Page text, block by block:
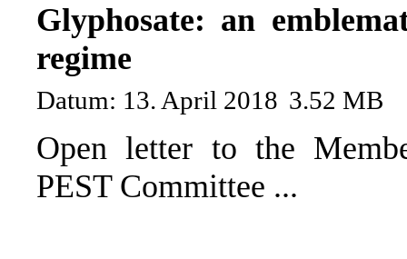
Glyphosate: an
regime
Datum: 13. April 2018 3.52 MB
Open letter to the
PEST Committee ...